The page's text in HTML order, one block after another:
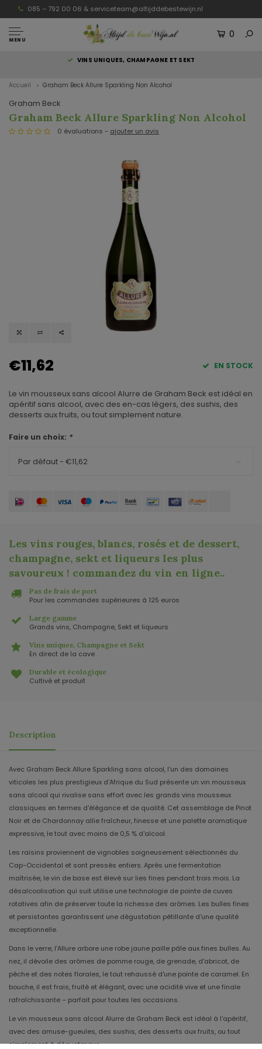
085 – 792 00 06 & serviceteam@altijddebestewijn.nl
MENU
0
VINS UNIQUES, CHAMPAGNE ET SEKT
Accueil Graham Beck Allure Sparkling Non Alcohol
Graham Beck
Graham Beck Allure Sparkling Non Alcohol
0 évaluations - ajouter un avis
€11,62 EN STOCK
Le vin mousseux sans alcool Alurre de Graham Beck est idéal en
apéritif sans alcool, avec des en-cas légers, des sushis, des
desserts aux fruits, ou tout simplement nature.
Faire un choix: *
Par défaut - €11,62
Les vins rouges, blancs, rosés et de dessert,
champagne, sekt et liqueurs les plus
savoureux ! commandez du vin en ligne..
Pas de frais de port
Pour les commandes supérieures à 125 euros
Large gamme
Grands vins, Champagne, Sekt et liqueurs
Vins uniques, Champagne et Sekt
En direct de la cave
Durable et écologique
Cultivé et produit
Description
Avec Graham Beck Allure Sparkling sans alcool, l'un des domaines
viticoles les plus prestigieux d'Afrique du Sud présente un vin mousseux
sans alcool qui rivalise sans effort avec les grands vins mousseux
classiques en termes d'élégance et de qualité. Cet assemblage de Pinot
Noir et de Chardonnay allie fraîcheur, finesse et une palette aromatique
expressive, le tout avec moins de 0,5 % d'alcool.
Les raisins proviennent de vignobles soigneusement sélectionnés du
Cap-Occidental et sont pressés entiers. Après une fermentation
maîtrisée, le vin de base est élevé sur lies fines pendant trois mois. La
désalcoolisation qui suit utilise une technologie de pointe de cuves
rotatives afin de préserver toute la richesse des arômes. Les bulles fines
et persistantes garantissent une dégustation pétillante d'une qualité
exceptionnelle.
Dans le verre, l'Allure arbore une robe jaune paille pâle aux fines bulles. Au
nez, il dévoile des arômes de pomme rouge, de grenade, d'abricot, de
pêche et des notes florales, le tout rehaussé d'une pointe de caramel. En
bouche, il est frais, fruité et élégant, avec une acidité vive et une finale
rafraîchissante – parfait pour toutes les occasions.
Le vin mousseux sans alcool Alurre de Graham Beck est idéal à l'apéritif,
avec des amuse-gueules, des sushis, des desserts aux fruits, ou tout
simplement à déguster pur.